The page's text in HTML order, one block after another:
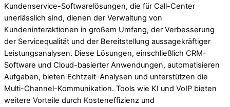
Kundenservice-Softwarelösungen, die für Call-Center
unerlässlich sind, dienen der Verwaltung von
Kundeninteraktionen in großem Umfang, der Verbesserung
der Servicequalität und der Bereitstellung aussagekräftiger
Leistungsanalysen. Diese Lösungen, einschließlich CRM-
Software und Cloud-basierter Anwendungen, automatisieren
Aufgaben, bieten Echtzeit-Analysen und unterstützen die
Multi-Channel-Kommunikation. Tools wie KI und VoIP bieten
weitere Vorteile durch Kosteneffizienz und